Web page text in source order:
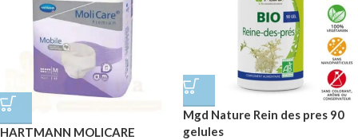
HARTMANN MOLICARE
Mgd Nature Rein des pres 90
gelules